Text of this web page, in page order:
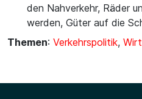
den Nahverkehr, Räder
werden, Güter auf die
Themen: Verkehrspolitik,